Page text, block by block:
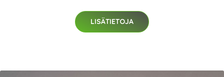
LISÄTIETOJA